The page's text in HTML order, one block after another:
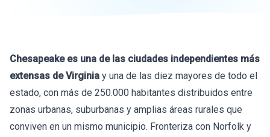
Chesapeake es una de las ciudades independientes más
extensas de Virginia y una de las diez mayores de todo el
estado, con más de 250.000 habitantes distribuidos entre
zonas urbanas, suburbanas y amplias áreas rurales que
conviven en un mismo municipio. Fronteriza con Norfolk y